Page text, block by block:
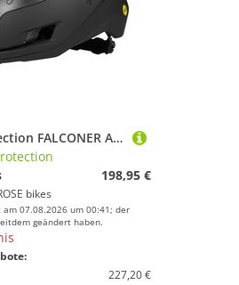
Sweet Protection FALCONER AERO 2VI MIPS Fahrradhelm
198,95 €
bikes
07.08.2026 um 00:41; der
geändert haben.
227,20 €